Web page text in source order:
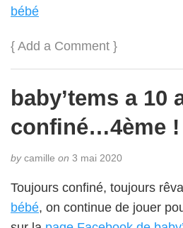
bébé
{ Add a Comment }
baby’tems a 10
confiné…4ème !
bycamille on 3 mai 2020
Toujours confiné, toujours
bébé, on continue de jouer